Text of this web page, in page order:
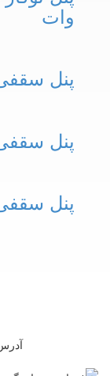
وات
پنل سقفی روکار
پنل سقفی روکار